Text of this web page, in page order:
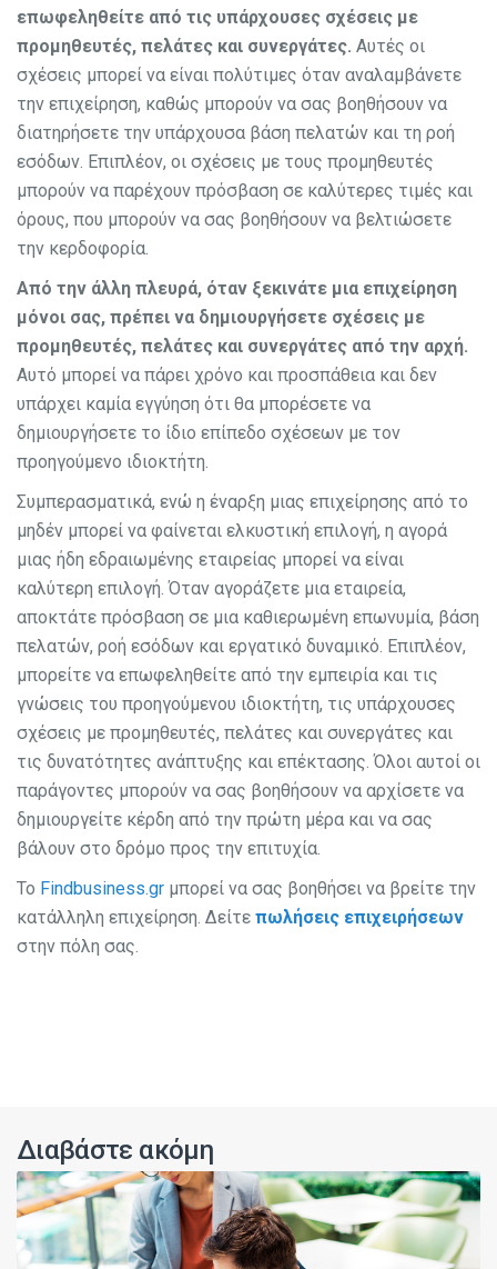
επωφεληθείτε από τις υπάρχουσες σχέσεις με
προμηθευτές, πελάτες και συνεργάτες. Αυτές οι
σχέσεις μπορεί να είναι πολύτιμες όταν αναλαμβάνετε
την επιχείρηση, καθώς μπορούν να σας βοηθήσουν να
διατηρήσετε την υπάρχουσα βάση πελατών και τη ροή
εσόδων. Επιπλέον, οι σχέσεις με τους προμηθευτές
μπορούν να παρέχουν πρόσβαση σε καλύτερες τιμές και
όρους, που μπορούν να σας βοηθήσουν να βελτιώσετε
την κερδοφορία.
Από την άλλη πλευρά, όταν ξεκινάτε μια επιχείρηση
μόνοι σας, πρέπει να δημιουργήσετε σχέσεις με
προμηθευτές, πελάτες και συνεργάτες από την αρχή.
Αυτό μπορεί να πάρει χρόνο και προσπάθεια και δεν
υπάρχει καμία εγγύηση ότι θα μπορέσετε να
δημιουργήσετε το ίδιο επίπεδο σχέσεων με τον
προηγούμενο ιδιοκτήτη.
Συμπερασματικά, ενώ η έναρξη μιας επιχείρησης από το
μηδέν μπορεί να φαίνεται ελκυστική επιλογή, η αγορά
μιας ήδη εδραιωμένης εταιρείας μπορεί να είναι
καλύτερη επιλογή. Όταν αγοράζετε μια εταιρεία,
αποκτάτε πρόσβαση σε μια καθιερωμένη επωνυμία, βάση
πελατών, ροή εσόδων και εργατικό δυναμικό. Επιπλέον,
μπορείτε να επωφεληθείτε από την εμπειρία και τις
γνώσεις του προηγούμενου ιδιοκτήτη, τις υπάρχουσες
σχέσεις με προμηθευτές, πελάτες και συνεργάτες και
τις δυνατότητες ανάπτυξης και επέκτασης. Όλοι αυτοί οι
παράγοντες μπορούν να σας βοηθήσουν να αρχίσετε να
δημιουργείτε κέρδη από την πρώτη μέρα και να σας
βάλουν στο δρόμο προς την επιτυχία.
Το Findbusiness.gr μπορεί να σας βοηθήσει να βρείτε την
κατάλληλη επιχείρηση. Δείτε πωλήσεις επιχειρήσεων
στην πόλη σας.
Διαβάστε ακόμη